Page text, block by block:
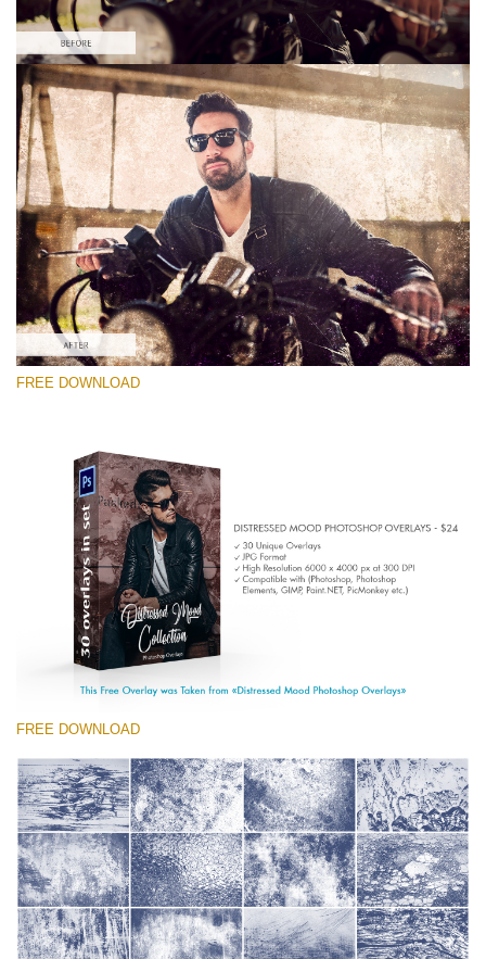
Please select
Free Photoshop Overlay #3
Small 800*533px
Distressed Mood
(30 Overlays)
Large 6000*4000px
Entire Collection
(1783 Overlays)
Large 6000*4000px
Free download
FREE DOWNLOAD
FREE DOWNLOAD